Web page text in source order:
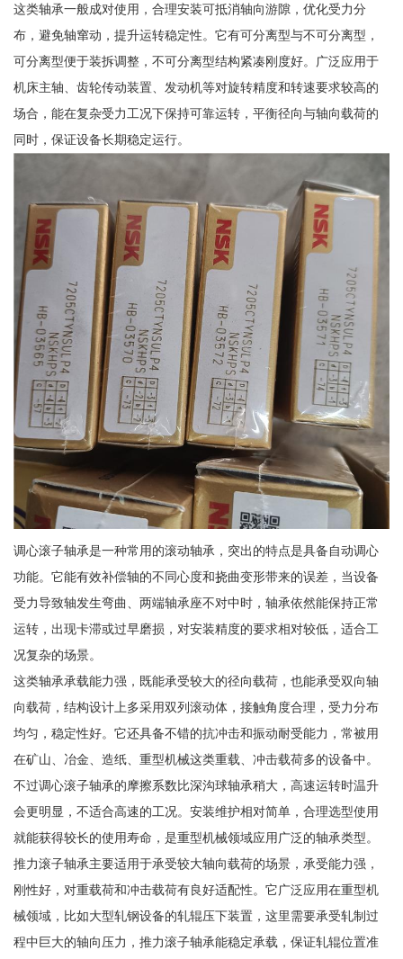
这类轴承一般成对使用，合理安装可抵消轴向游隙，优化受力分
布，避免轴窜动，提升运转稳定性。它有可分离型与不可分离型，
可分离型便于装拆调整，不可分离型结构紧凑刚度好。广泛应用于
机床主轴、齿轮传动装置、发动机等对旋转精度和转速要求较高的
场合，能在复杂受力工况下保持可靠运转，平衡径向与轴向载荷的
同时，保证设备长期稳定运行。
调心滚子轴承是一种常用的滚动轴承，突出的特点是具备自动调心
功能。它能有效补偿轴的不同心度和挠曲变形带来的误差，当设备
受力导致轴发生弯曲、两端轴承座不对中时，轴承依然能保持正常
运转，出现卡滞或过早磨损，对安装精度的要求相对较低，适合工
况复杂的场景。
这类轴承承载能力强，既能承受较大的径向载荷，也能承受双向轴
向载荷，结构设计上多采用双列滚动体，接触角度合理，受力分布
均匀，稳定性好。它还具备不错的抗冲击和振动耐受能力，常被用
在矿山、冶金、造纸、重型机械这类重载、冲击载荷多的设备中。
不过调心滚子轴承的摩擦系数比深沟球轴承稍大，高速运转时温升
会更明显，不适合高速的工况。安装维护相对简单，合理选型使用
就能获得较长的使用寿命，是重型机械领域应用广泛的轴承类型。
推力滚子轴承主要适用于承受较大轴向载荷的场景，承受能力强，
刚性好，对重载荷和冲击载荷有良好适配性。它广泛应用在重型机
械领域，比如大型轧钢设备的轧辊压下装置，这里需要承受轧制过
程中巨大的轴向压力，推力滚子轴承能稳定承载，保证轧辊位置准